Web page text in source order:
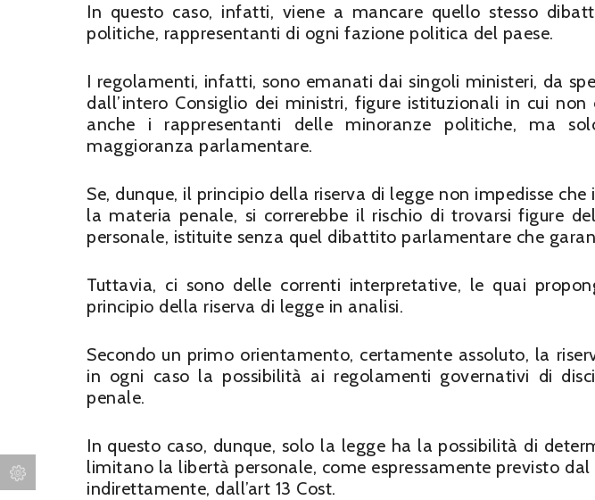
In questo caso, infatti, viene a mancare quello stesso
politiche, rappresentanti di ogni fazione politica del paese.
I regolamenti, infatti, sono emanati dai singoli ministeri, da
dall’intero Consiglio dei ministri, figure istituzionali in cui
anche i rappresentanti delle minoranze politiche, ma
maggioranza parlamentare.
Se, dunque, il principio della riserva di legge non impedisse
la materia penale, si correrebbe il rischio di trovarsi figure
personale, istituite senza quel dibattito parlamentare che
Tuttavia, ci sono delle correnti interpretative, le quai
principio della riserva di legge in analisi.
Secondo un primo orientamento, certamente assoluto, la
in ogni caso la possibilità ai regolamenti governativi di
penale.
In questo caso, dunque, solo la legge ha la possibilità di
limitano la libertà personale, come espressamente previsto
indirettamente, dall’art 13 Cost.